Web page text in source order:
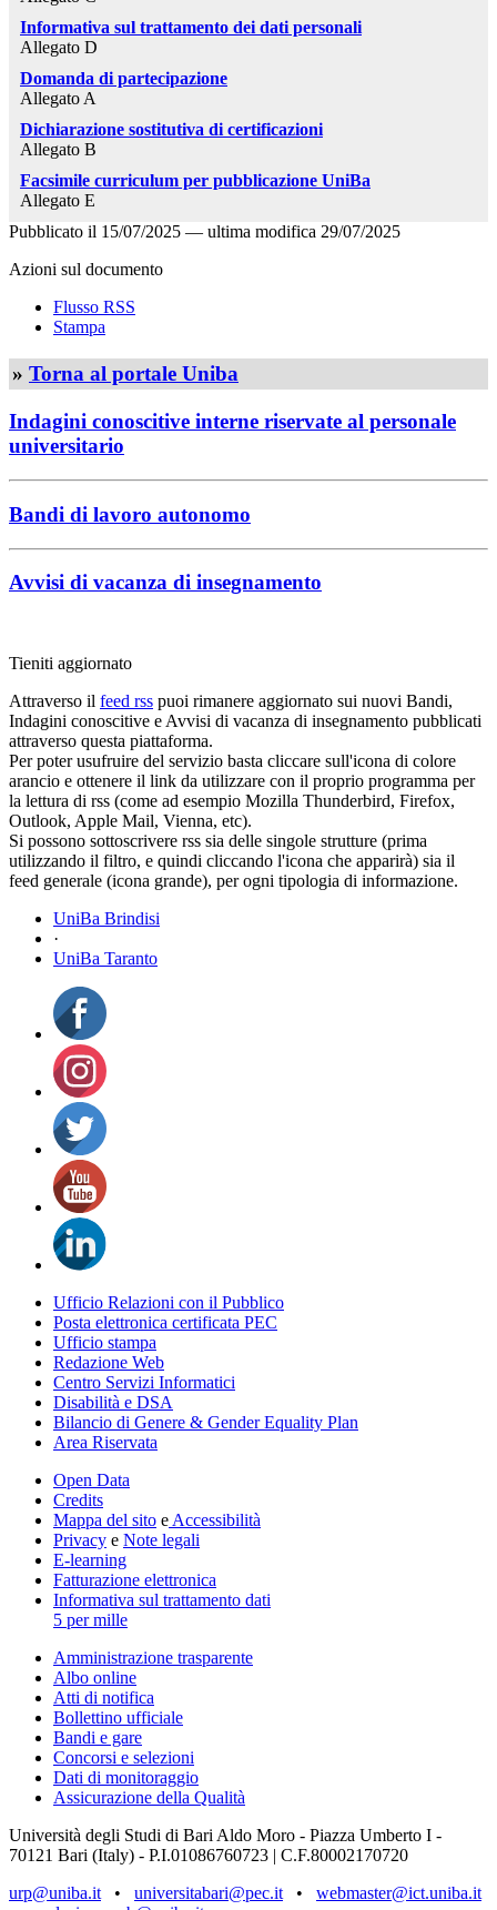
Informativa sul trattamento dei dati personali
Allegato D
Domanda di partecipazione
Allegato A
Dichiarazione sostitutiva di certificazioni
Allegato B
Facsimile curriculum per pubblicazione UniBa
Allegato E
Pubblicato il 15/07/2025 — ultima modifica 29/07/2025
Azioni sul documento
Flusso RSS
Stampa
» Torna al portale Uniba
Indagini conoscitive interne riservate al personale
universitario
Bandi di lavoro autonomo
Avvisi di vacanza di insegnamento
Tieniti aggiornato
Attraverso il feed rss puoi rimanere aggiornato sui nuovi Bandi,
Indagini conoscitive e Avvisi di vacanza di insegnamento pubblicati
attraverso questa piattaforma.
Per poter usufruire del servizio basta cliccare sull'icona di colore
arancio e ottenere il link da utilizzare con il proprio programma per
la lettura di rss (come ad esempio Mozilla Thunderbird, Firefox,
Outlook, Apple Mail, Vienna, etc).
Si possono sottoscrivere rss sia delle singole strutture (prima
utilizzando il filtro, e quindi cliccando l'icona che apparirà) sia il
feed generale (icona grande), per ogni tipologia di informazione.
UniBa Brindisi
·
UniBa Taranto
Ufficio Relazioni con il Pubblico
Posta elettronica certificata PEC
Ufficio stampa
Redazione Web
Centro Servizi Informatici
Disabilità e DSA
Bilancio di Genere & Gender Equality Plan
Area Riservata
Open Data
Credits
Mappa del sito e Accessibilità
Privacy e Note legali
E-learning
Fatturazione elettronica
Informativa sul trattamento dati
5 per mille
Amministrazione trasparente
Albo online
Atti di notifica
Bollettino ufficiale
Bandi e gare
Concorsi e selezioni
Dati di monitoraggio
Assicurazione della Qualità
Università degli Studi di Bari Aldo Moro - Piazza Umberto I -
70121 Bari (Italy) - P.I.01086760723 | C.F.80002170720
urp@uniba.it • universitabari@pec.it • webmaster@ict.uniba.it